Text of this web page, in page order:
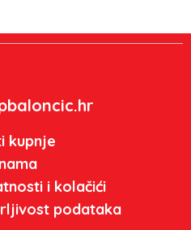
kupnje
i kolačići
podataka